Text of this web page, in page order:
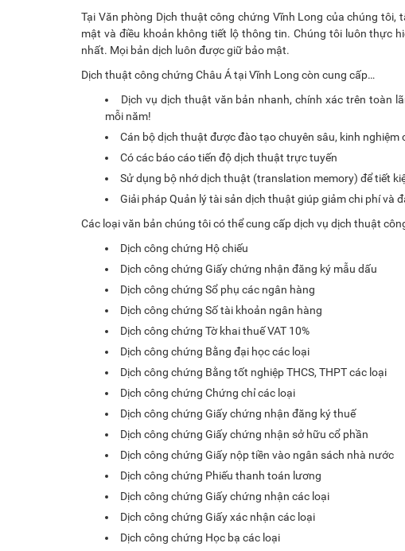
Tại Văn phòng Dịch thuật công chứng Vĩnh Long của chúng
mật và điều khoản không tiết lộ thông tin. Chúng tôi luôn thực
nhất. Mọi bản dịch luôn được giữ bảo mật.
Dịch thuật công chứng Châu Á tại Vĩnh Long còn cung cấp…
Dịch vụ dịch thuật văn bản nhanh, chính xác trên toàn
mỗi năm!
Cán bộ dịch thuật được đào tạo chuyên sâu, kinh
Có các báo cáo tiến độ dịch thuật trực tuyến
Sử dụng bộ nhớ dịch thuật (translation memory) để tiết
Giải pháp Quản lý tài sản dịch thuật giúp giảm chi phí và
Các loại văn bản chúng tôi có thể cung cấp dịch vụ dịch thuật
Dịch công chứng Hộ chiếu
Dịch công chứng Giấy chứng nhận đăng ký mẫu dấu
Dịch công chứng Sổ phụ các ngân hàng
Dịch công chứng Số tài khoản ngân hàng
Dịch công chứng Tờ khai thuế VAT 10%
Dịch công chứng Bằng đại học các loại
Dịch công chứng Bằng tốt nghiệp THCS, THPT các loại
Dịch công chứng Chứng chỉ các loại
Dịch công chứng Giấy chứng nhận đăng ký thuế
Dịch công chứng Giấy chứng nhận sở hữu cổ phần
Dịch công chứng Giấy nộp tiền vào ngân sách nhà nước
Dịch công chứng Phiếu thanh toán lương
Dịch công chứng Giấy chứng nhận các loại
Dịch công chứng Giấy xác nhận các loại
Dịch công chứng Học bạ các loại